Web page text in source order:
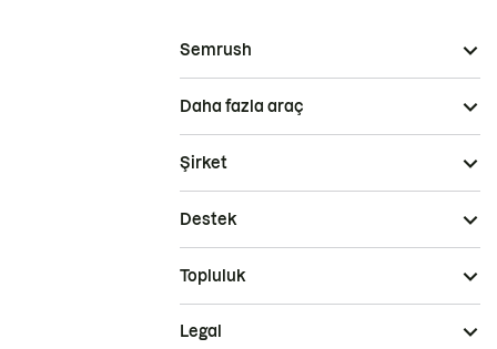
Semrush
Daha fazla araç
Şirket
Destek
Topluluk
Legal